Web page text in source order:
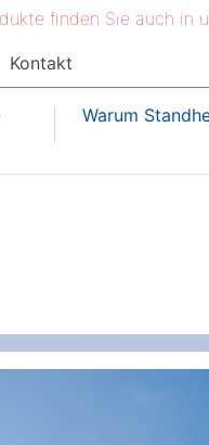
finden Sie auch in
Kontakt
Warum